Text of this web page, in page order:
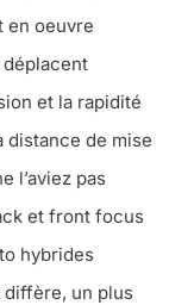
en oeuvre
et la rapidité
distance de mise
l’aviez pas
et front focus
hybrides
diffère, un plus